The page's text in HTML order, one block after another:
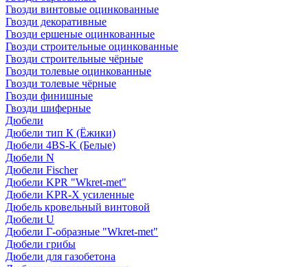
Гвозди винтовые оцинкованные
Гвозди декоративные
Гвозди ершеные оцинкованные
Гвозди строительные оцинкованные
Гвозди строительные чёрные
Гвозди толевые оцинкованные
Гвозди толевые чёрные
Гвозди финишные
Гвозди шиферные
Дюбели
Дюбели тип К (Ёжики)
Дюбели 4BS-K (Белые)
Дюбели N
Дюбели Fischer
Дюбели KPR "Wkret-met"
Дюбели KPR-Х усиленные
Дюбель кровельный винтовой
Дюбели U
Дюбели Г-образные "Wkret-met"
Дюбели грибы
Дюбели для газобетона